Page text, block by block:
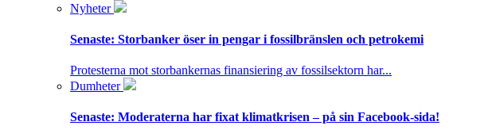
Nyheter
Senaste: Storbanker öser in pengar i fossilbränslen och petrokemi
Protesterna mot storbankernas finansiering av fossilsektorn har...
Dumheter
Senaste: Moderaterna har fixat klimatkrisen – på sin Facebook-sida!